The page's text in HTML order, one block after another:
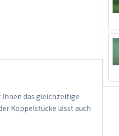
das gleichzeitige
Koppelstücke lässt auch